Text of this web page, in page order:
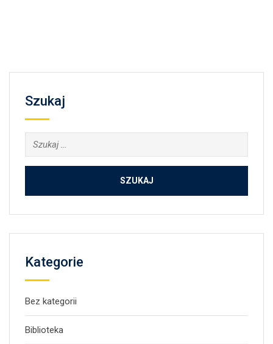
Szukaj
Kategorie
Bez kategorii
Biblioteka